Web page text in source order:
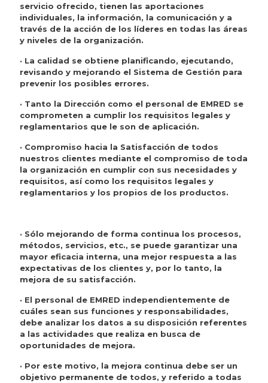
servicio ofrecido, tienen las aportaciones
individuales, la información, la comunicación y a
través de la acción de los líderes en todas las áreas
y niveles de la organización.
· La calidad se obtiene planificando, ejecutando,
revisando y mejorando el Sistema de Gestión para
prevenir los posibles errores.
· Tanto la Dirección como el personal de EMRED se
comprometen a cumplir los requisitos legales y
reglamentarios que le son de aplicación.
· Compromiso hacia la Satisfacción de todos
nuestros clientes mediante el compromiso de toda
la organización en cumplir con sus necesidades y
requisitos, así como los requisitos legales y
reglamentarios y los propios de los productos.
· Sólo mejorando de forma continua los procesos,
métodos, servicios, etc., se puede garantizar una
mayor eficacia interna, una mejor respuesta a las
expectativas de los clientes y, por lo tanto, la
mejora de su satisfacción.
· El personal de EMRED independientemente de
cuáles sean sus funciones y responsabilidades,
debe analizar los datos a su disposición referentes
a las actividades que realiza en busca de
oportunidades de mejora.
· Por este motivo, la mejora continua debe ser un
objetivo permanente de todos, y referido a todas